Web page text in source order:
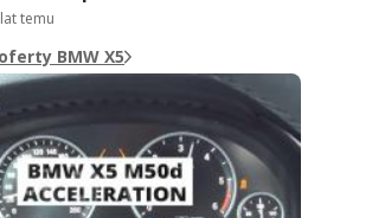
temu
BMW X5